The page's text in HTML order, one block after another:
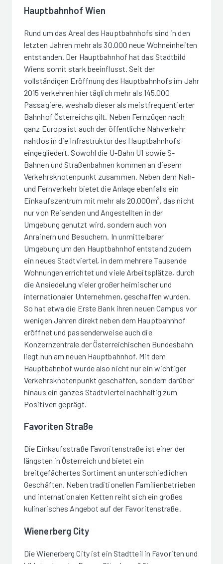
Hauptbahnhof Wien
Rund um das Areal des Hauptbahnhofs sind in den
letzten Jahren mehr als 30.000 neue Wohneinheiten
entstanden. Der Hauptbahnhof hat das Stadtbild
Wiens somit stark beeinflusst. Seit der
vollständigen Eröffnung des Hauptbahnhofs im Jahr
2015 verkehren hier täglich mehr als 145.000
Passagiere, weshalb dieser als meistfrequentierter
Bahnhof Österreichs gilt. Neben Fernzügen nach
ganz Europa ist auch der öffentliche Nahverkehr
nahtlos in die Infrastruktur des Hauptbahnhofs
eingegliedert. Sowohl die U-Bahn U1 sowie S-
Bahnen und Straßenbahnen kommen an diesem
Verkehrsknotenpunkt zusammen. Neben dem Nah-
und Fernverkehr bietet die Anlage ebenfalls ein
Einkaufszentrum mit mehr als 20.000m², das nicht
nur von Reisenden und Angestellten in der
Umgebung genutzt wird, sondern auch von
Anrainern und Besuchern. In unmittelbarer
Umgebung um den Hauptbahnhof entstand zudem
ein neues Stadtviertel, in dem mehrere Tausende
Wohnungen errichtet und viele Arbeitsplätze, durch
die Ansiedelung vieler großer heimischer und
internationaler Unternehmen, geschaffen wurden.
So hat etwa die Erste Bank ihren neuen Campus vor
wenigen Jahren direkt neben dem Hauptbahnhof
eröffnet und passenderweise auch die
Konzernzentrale der Österreichischen Bundesbahn
liegt nun am neuen Hauptbahnhof. Mit dem
Hauptbahnhof wurde also nicht nur ein wichtiger
Verkehrsknotenpunkt geschaffen, sondern darüber
hinaus ein ganzes Stadtviertel nachhaltig zum
Positiven geprägt.
Favoriten Straße
Die Einkaufsstraße Favoritenstraße ist einer der
längsten in Österreich und bietet ein
breitgefächertes Sortiment an unterschiedlichen
Geschäften. Neben traditionellen Familienbetrieben
und internationalen Ketten reiht sich ein großes
kulinarisches Angebot auf der Favoritenstraße.
Wienerberg City
Die Wienerberg City ist ein Stadtteil in Favoriten und